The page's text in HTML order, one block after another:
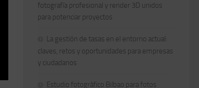
fotografía profesional y render 3D unidos
para potenciar proyectos
La gestión de tasas en el entorno actual:
claves, retos y oportunidades para empresas
y ciudadanos
Estudio fotográfico Bilbao para fotos